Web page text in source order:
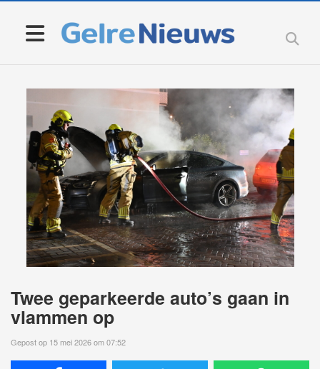
Twee geparkeerde auto’s gaan in
vlammen op
Gepost op 15 mei 2026 om 07:52